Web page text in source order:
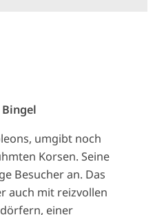
umgibt noch
Korsen. Seine
Besucher an. Das
auch mit reizvollen
einer